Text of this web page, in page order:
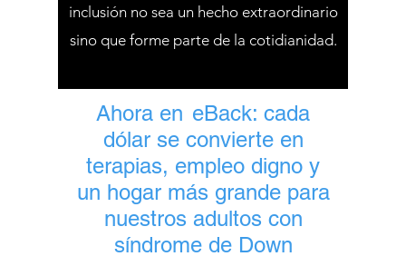
inclusión no sea un hecho extraordinario
sino que forme parte de la cotidianidad.
Ahora en eBack: cada
dólar se convierte en
terapias, empleo digno y
un hogar más grande para
nuestros adultos con
síndrome de Down